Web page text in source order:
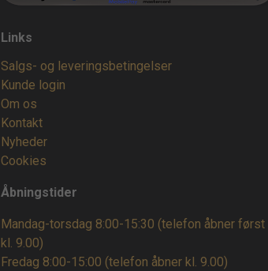
Links
Salgs- og leveringsbetingelser
Kunde login
Om os
Kontakt
Nyheder
Cookies
Åbningstider
Mandag-torsdag 8:00-15:30 (telefon åbner først
kl. 9.00)
Fredag 8:00-15:00 (telefon åbner kl. 9.00)